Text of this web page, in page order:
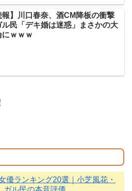
報】川口春奈、酒CM降板の衝撃
民「デキ婚は迷惑」まさかの大
にｗｗｗ
優ランキング20選｜小芝風花・